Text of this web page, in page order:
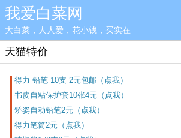
我爱白菜网
大白菜，人人爱，花小钱，买实在
天猫特价
得力 铅笔 10支 2元包邮（点我）
书皮自粘保护套10张4元（点我）
矫姿自动铅笔2元（点我）
得力笔筒2元（点我）